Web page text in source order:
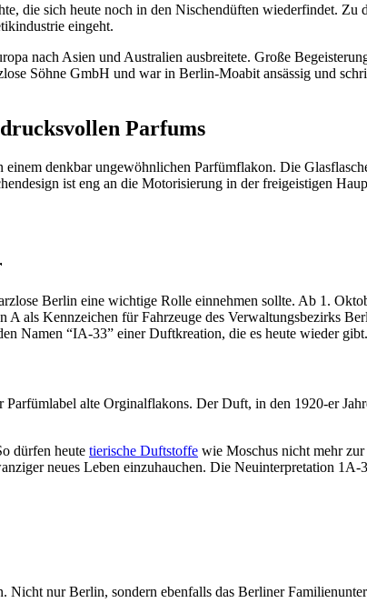
die sich heute noch in den Nischendüften wiederfindet.
eingeht.
nach Asien und Australien ausbreitete. Große
Söhne GmbH und war in Berlin-Moabit ansässig und
Parfums
denkbar ungewöhnlichen Parfümflakon. Die
ist eng an die Motorisierung in der freigeistigen
Berlin eine wichtige Rolle einnehmen sollte. Ab 1.
als Kennzeichen für Fahrzeuge des Verwaltungsbezirks
Namen “IA-33” einer Duftkreation, die es heute wieder gibt.
alte Orginalflakons. Der Duft, in den 1920-er
dürfen heute tierische Duftstoffe wie Moschus nicht mehr
neues Leben einzuhauchen. Die Neuinterpretation
nur Berlin, sondern ebenfalls das Berliner